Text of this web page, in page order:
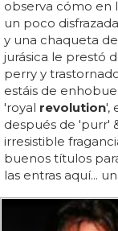
observa cómo en
un poco
y una chaqueta
jurásica le prestó
perry y
estáis de
'royal revolution',
después de 'purr'
irresistible
buenos títulos
las entras aquí...